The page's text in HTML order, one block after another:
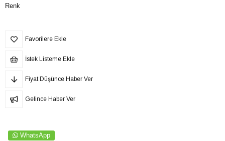
Renk
Favorilere Ekle
İstek Listeme Ekle
Fiyat Düşünce Haber Ver
Gelince Haber Ver
WhatsApp